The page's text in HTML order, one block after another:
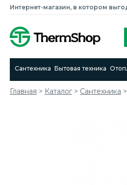
Интернет-магазин, в котором
Сантехника Бытовая техника
Главная > Каталог > Сантехника >